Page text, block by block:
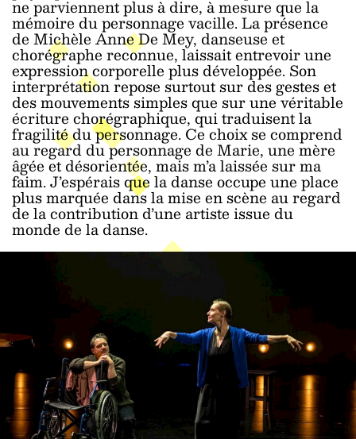
ne parviennent plus à dire, à mesure que la
mémoire du personnage vacille. La présence
de Michèle Anne De Mey, danseuse et
chorégraphe reconnue, laissait entrevoir une
expression corporelle plus développée. Son
interprétation repose surtout sur des gestes et
des mouvements simples que sur une véritable
écriture chorégraphique, qui traduisent la
fragilité du personnage. Ce choix se comprend
au regard du personnage de Marie, une mère
âgée et désorientée, mais m’a laissée sur ma
faim. J’espérais que la danse occupe une place
plus marquée dans la mise en scène au regard
de la contribution d’une artiste issue du
monde de la danse.